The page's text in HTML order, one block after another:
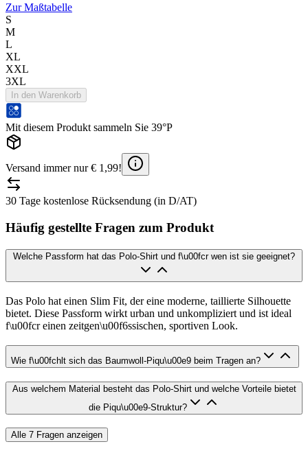
Zur Maßtabelle
S
M
L
XL
XXL
3XL
In den Warenkorb
Mit diesem Produkt sammeln Sie 39°P
Versand immer nur € 1,99!
30 Tage kostenlose Rücksendung (in D/AT)
Häufig gestellte Fragen zum Produkt
Welche Passform hat das Polo-Shirt und f\u00fcr wen ist sie geeignet?
Das Polo hat einen Slim Fit, der eine moderne, taillierte Silhouette
bietet. Diese Passform wirkt urban und unkompliziert und ist ideal
f\u00fcr einen zeitgen\u00f6ssischen, sportiven Look.
Wie f\u00fchlt sich das Baumwoll-Piqu\u00e9 beim Tragen an?
Aus welchem Material besteht das Polo-Shirt und welche Vorteile bietet
die Piqu\u00e9-Struktur?
Alle 7 Fragen anzeigen